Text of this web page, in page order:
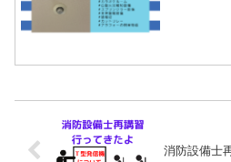
消防設備士